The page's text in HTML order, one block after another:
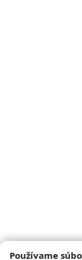
Používame